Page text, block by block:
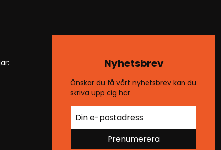
Nyhetsbrev
Önskar du få vårt nyhetsbrev kan du
skriva upp dig här
Prenumerera